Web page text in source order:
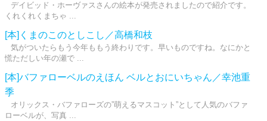
デイビッド・ホーヴァスさんの絵本が発売されましたので紹介です。
くれくれくまちゃ ...
[本]くまのこのとしこし／高橋和枝
気がついたらもう今年ももう終わりです。早いものですね。なにかと
慌ただしい年の瀬で ...
[本]バファローベルのえほん ベルとおにいちゃん／幸池重
季
オリックス・バファローズの”萌えるマスコット”として人気のバファ
ローベルが、写真 ...